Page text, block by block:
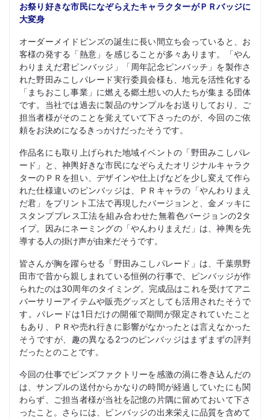
お祭り好きな市民になぞらえたキャラクターがＰＲバッジに
大変身
オーダーメイドピンズの誕生に長い間立ち会っていると、お
客様の発する「熱意」を感じることが多々あります。「やん
わりまえだ君ピンバッジ」「周年記念ピンバッチ」を製作さ
れた野田みこしパレード実行委員会様も、地元を活性化する
「まちおこし事業」に燃える郷土想いの人たちが集まる団体
です。当社では過去に製品のサンプルをお送りしており、ご
担当者様がそのことを覚えていて下さったのが、今回のご依
頼をお決めになるきっかけだったそうです。
作品名にも取り上げられた地域イベントの「野田みこしパレ
ード」と、神輿好きな市民になぞらえたオリジナルキャラク
ターのＰＲを担い、デザインや仕上げなどを少し変えて作ら
れた仕様違いのピンバッジは、ＰＲキャラの「やんわりまえ
だ君」をプリント工法で再現したバージョンと、金メッキに
スタンププレス工法を組み合わせた無着色バージョンの2タ
イプ。因みにネーミングの「やんわりまえだ」は、神輿を先
導する人の掛け声が由来だそうです。
皆さんが胸を躍らせる「野田みこしパレード」は、千葉県野
田市で昔から親しまれている恒例の行事で、ピンバッジが作
られたのは30周年のタイミング。完成品はこれを受けてアニ
バーサリーアイテムや販売グッズとしても活用されたそうで
す。パレードは1日だけの開催で期間が限定されていたこと
もあり、ＰＲや売れ行きに影響がなかったとは言えなかった
そうですが、趣の異なる2つのピンバッジはまずまずの評判
だったとのことです。
今回の仕事でピンズファクトリーを感激の渦に巻き込んだの
は、サンプルの送付からかなりの時間が経過していたにも関
わらず、ご担当者様が当社を記憶の片隅に留めておいて下さ
ったこと。さらには、ピンバッジの出来栄えに品質を含めて